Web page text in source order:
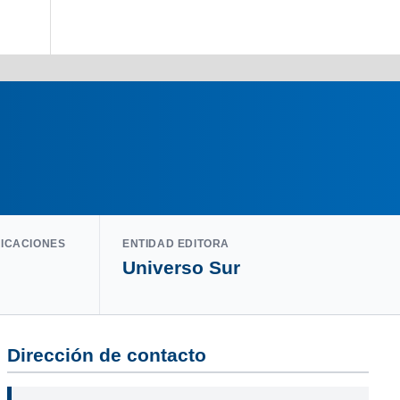
ENTIDAD EDITORA
Universo Sur
Dirección de contacto